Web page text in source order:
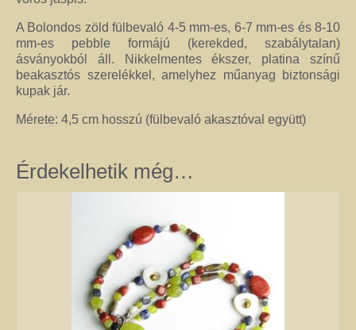
Fantázia ékszer
Ezen az oldalon olyan különleges és divatos ékszereket talál, amelyeket csak
részben én készítettem. Úgy vélem, helyük van a Harmónia Ékszerek
világában, mivel ezek is az egyéniség szépségét emelik ki. Nagy gonddal
válogattam ki azokat az ékszereket, amelyek megfelelnek ennek a magas
minőségi és esztétikai követelménynek. Ezeket az ékszereket azoknak
vágynak. Kiváló ajándék lehet belőlük születésnapra, névnapra, karácsonyra.
Garantáltan örömöt szerezhet velük szeretteinek.
Igény szerinti átalakítás – INGYENES
Rendelésre készült egyedi ékszer
Egyedi kőbefoglalás rendelésre
A Bolondos zöld fülbevaló 4-5 mm-es, 6-7 mm-es és 8-10
mm-es pebble formájú (kerekded, szabálytalan)
ásványokból áll. Nikkelmentes ékszer, platina színű
beakasztós szerelékkel, amelyhez műanyag biztonsági
kupak jár.
Mérete: 4,5 cm hosszú (fülbevaló akasztóval együtt)
Érdekelhetik még…